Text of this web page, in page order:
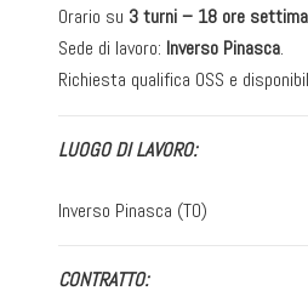
Orario su 3 turni – 18 ore
Sede di lavoro: Inverso Pinasca.
Richiesta qualifica OSS e
LUOGO DI LAVORO:
Inverso Pinasca (TO)
CONTRATTO: